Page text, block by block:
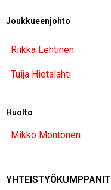
Joukkueenjohto
Riikka Lehtinen
Tuija Hietalahti
Huolto
Mikko Montonen
YHTEISTYÖKUMPPANIT